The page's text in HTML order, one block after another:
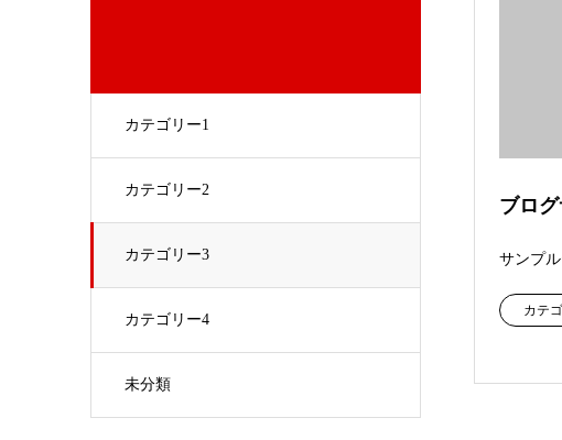
カテゴリー1
カテゴリー2
カテゴリー3
カテゴリー4
未分類
ブロ
サンプ
カテ